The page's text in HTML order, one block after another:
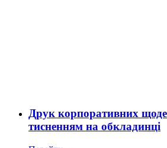
Друк корпоративних
тисненням на обкладинці